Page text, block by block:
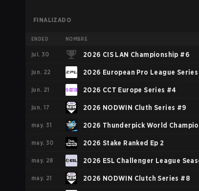
FINALIZADO
ENDED NOMBRE
jul. 30 2026 CIS LAN Championship #6
jun. 22 2026 European Pro League Series
jun. 21 2026 CCT Europe Series #4
jun. 17 2026 NODWIN Cluth Series #9
may. 31 2026 Thunderpick World
European Series #1
may. 30 2026 Stake Ranked Ep 2
may. 28 2026 ESL Challenger League
Europe
may. 21 2026 NODWIN Clutch Series #8